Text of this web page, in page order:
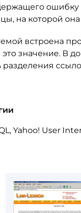
на которой
встроена
значение. В
разделения
Yahoo! User